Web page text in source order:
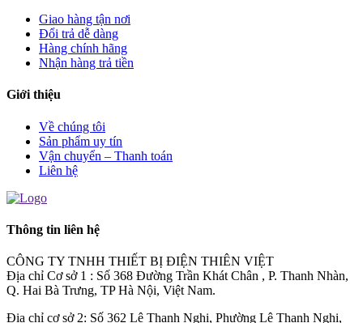
Giao hàng tận nơi
Đổi trả dễ dàng
Hàng chính hãng
Nhận hàng trả tiền
Giới thiệu
Về chúng tôi
Sản phẩm uy tín
Vận chuyển – Thanh toán
Liên hệ
Thông tin liên hệ
CÔNG TY TNHH THIẾT BỊ ĐIỆN THIÊN VIỆT
Địa chỉ Cơ sở 1 : Số 368 Đường Trần Khát Chân , P. Thanh Nhàn,
Q. Hai Bà Trưng, TP Hà Nội, Việt Nam.
Địa chỉ cơ sở 2: Số 362 Lê Thanh Nghị, Phường Lê Thanh Nghị,